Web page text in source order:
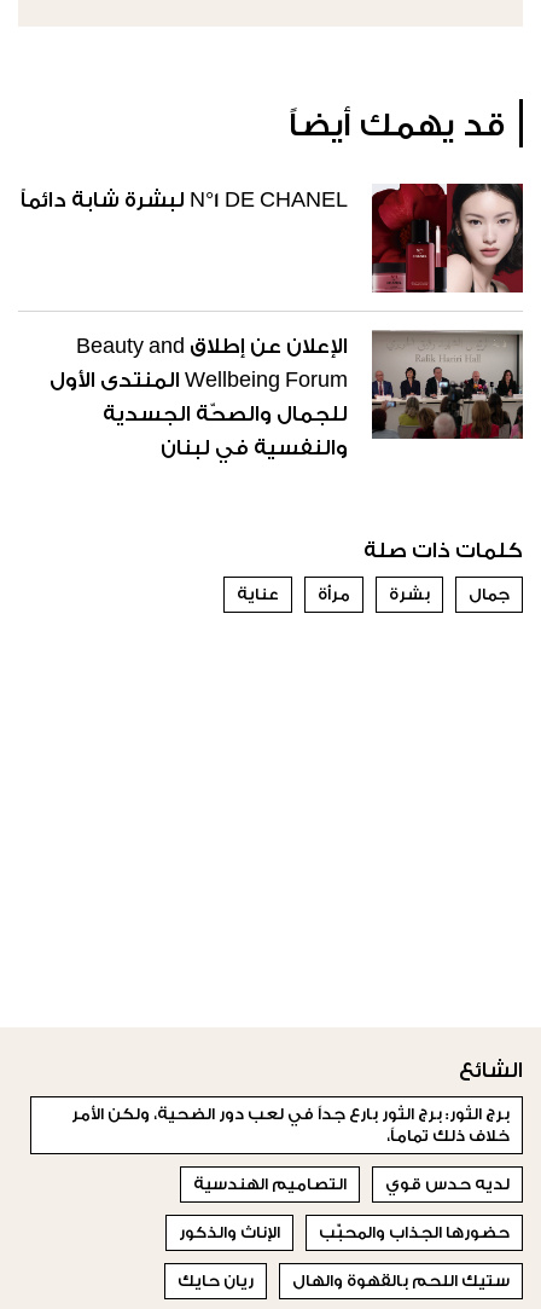
قد يهمك أيضاً
N°1 DE CHANEL لبشرة شابة دائماً
الإعلان عن إطلاق Beauty and
Wellbeing Forum المنتدى الأول
للجمال والصحّة الجسدية
والنفسية في لبنان
كلمات ذات صلة
جمال بشرة مرأة عناية
الشائع
برج الثور: برج الثور بارع جداً في لعب دور الضحية، ولكن الأمر
خلاف ذلك تماماً،
لديه حدس قوي التصاميم الهندسية
حضورها الجذاب والمحبّب الإناث والذكور
ستيك اللحم بالقهوة والهال ريان حايك